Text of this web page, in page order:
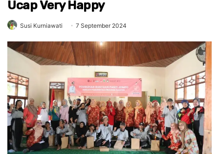
Ucap Very Happy
Susi Kurniawati 7 September 2024